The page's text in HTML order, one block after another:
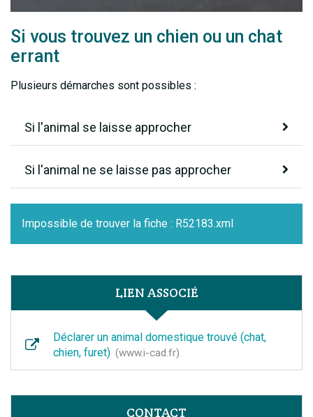
Si vous trouvez un chien ou un chat
errant
Plusieurs démarches sont possibles :
Si l'animal se laisse approcher
Si l'animal ne se laisse pas approcher
Impossible de trouver la fiche : R52183.xml
LIEN ASSOCIÉ
Déclarer un animal domestique trouvé (chat,
chien, furet)
www.i-cad.fr
CONTACT